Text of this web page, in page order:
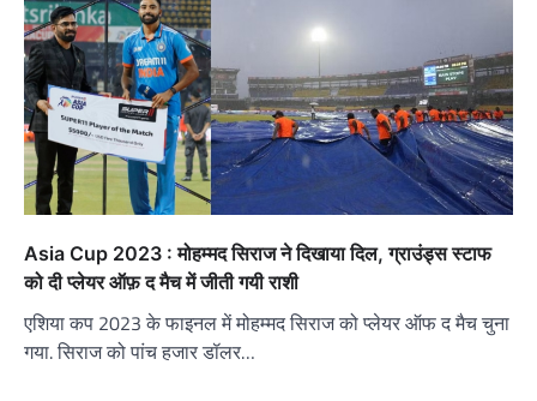
Asia Cup 2023 : मोहम्मद सिराज ने दिखाया दिल, ग्राउंड्स स्टाफ
को दी प्लेयर ऑफ़ द मैच में जीती गयी राशी
एशिया कप 2023 के फाइनल में मोहम्मद सिराज को प्लेयर ऑफ द मैच चुना
गया. सिराज को पांच हजार डॉलर…